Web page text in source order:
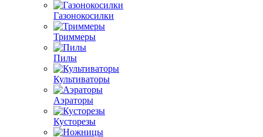
Газонокосилки
Триммеры
Пилы
Культиваторы
Аэраторы
Кусторезы